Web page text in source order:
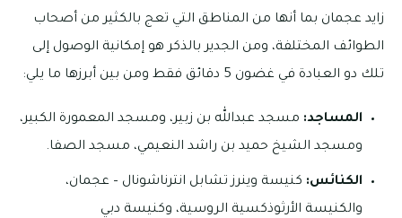
زايد عجمان بما أنها من المناطق التي تعج بالكثير من أصحاب
الطوائف المختلفة، ومن الجدير بالذكر هو إمكانية الوصول إلى
تلك دو العبادة في غضون 5 دقائق فقط ومن بين أبرزها ما يلي:
المساجد: مسجد عبدالله بن زبير، ومسجد المعمورة الكبير،
ومسجد الشيخ حميد بن راشد النعيمي، مسجد الصفا.
الكنائس: كنيسة وينرز تشابل انترناشونال – عجمان،
والكنيسة الأرثوذكسية الروسية، وكنيسة دبي